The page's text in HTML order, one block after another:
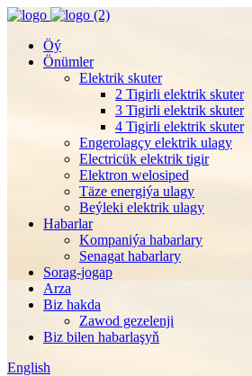
Öý
Önümler
Elektrik skuter
2 Tigirli elektrik skuter
3 Tigirli elektrik skuter
4 Tigirli elektrik skuter
Engerolagçy elektrik ulagy
Electricük elektrik tigir
Elektron welosiped
Täze energiýa ulagy
Beýleki elektrik ulagy
Habarlar
Kompaniýa habarlary
Senagat habarlary
Sorag-jogap
Arza
Biz hakda
Zawod gezelenji
Biz bilen habarlaşyň
English